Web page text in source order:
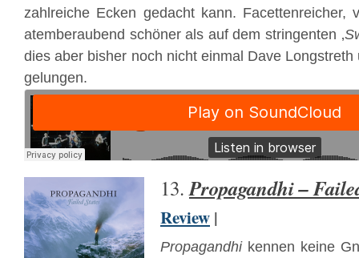
zahlreiche Ecken gedacht kann. Facettenreicher,
atemberaubend schöner als auf dem stringenten ‚
dies aber bisher noch nicht einmal Dave
gelungen.
13.Propagandhi –
Review |
Propagandhikennen keine